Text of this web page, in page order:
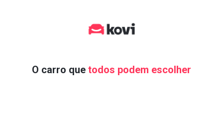
O carro que todos podem escolher